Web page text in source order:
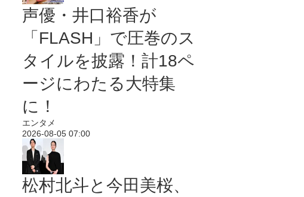
声優・井口裕香が
「FLASH」で圧巻のス
タイルを披露！計18ペ
ージにわたる大特集
に！
エンタメ
2026-08-05 07:00
松村北斗と今田美桜、